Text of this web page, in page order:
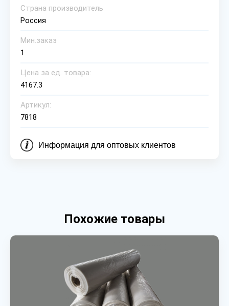
Страна производитель
Россия
Мин.заказ
1
Цена за ед. товара:
4167.3
Артикул:
7818
Информация для оптовых клиентов
Похожие товары